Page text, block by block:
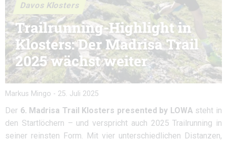
Davos Klosters
Trailrunning-Highlight in
Klosters: Der Madrisa Trail
2025 wächst weiter
Markus Mingo - 25. Juli 2025
Der 6. Madrisa Trail Klosters presented by LOWA steht in
den Startlöchern – und verspricht auch 2025 Trailrunning in
seiner reinsten Form. Mit vier unterschiedlichen Distanzen,